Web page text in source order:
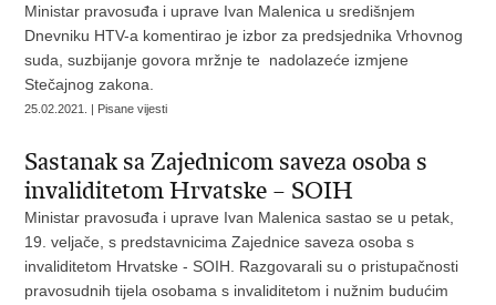
Ministar pravosuđa i uprave Ivan Malenica u središnjem
Dnevniku HTV-a komentirao je izbor za predsjednika Vrhovnog
suda, suzbijanje govora mržnje te nadolazeće izmjene
Stečajnog zakona.
25.02.2021. | Pisane vijesti
Sastanak sa Zajednicom saveza osoba s
invaliditetom Hrvatske – SOIH
Ministar pravosuđa i uprave Ivan Malenica sastao se u petak,
19. veljače, s predstavnicima Zajednice saveza osoba s
invaliditetom Hrvatske - SOIH. Razgovarali su o pristupačnosti
pravosudnih tijela osobama s invaliditetom i nužnim budućim